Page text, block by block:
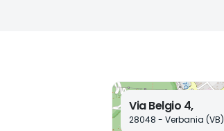
Via Belgio 4,
28048 - Verbania (VB)